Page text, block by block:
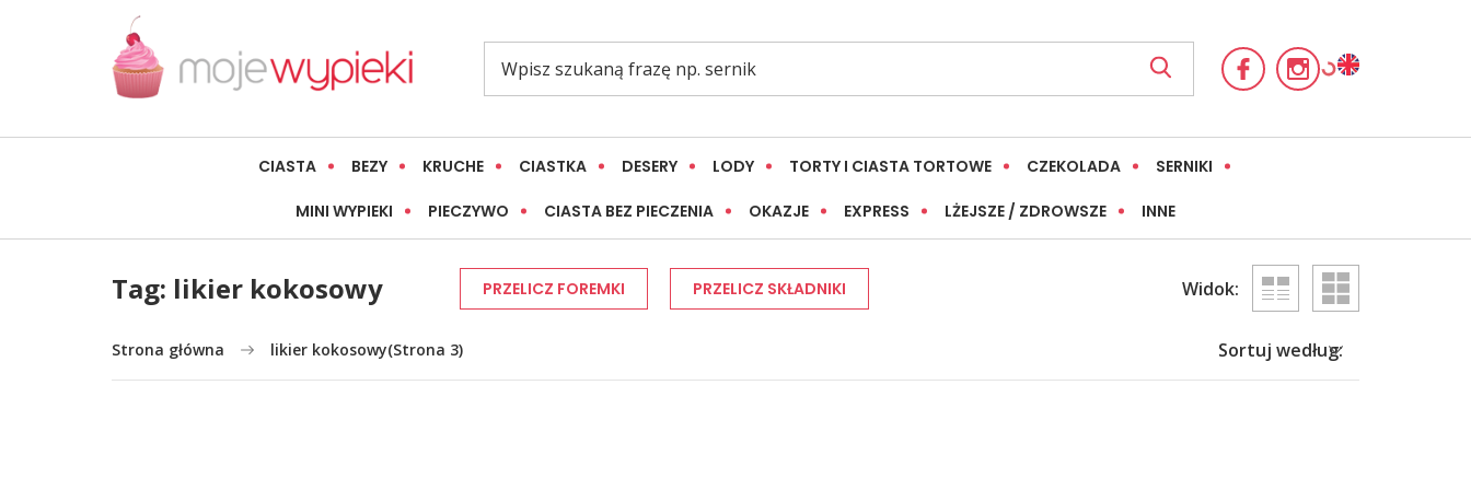
CIASTA BEZY KRUCHE CIASTKA DESERY LODY TORTY I CIASTA TORTOWE CZEKOLADA SERNIKI
MINI WYPIEKI PIECZYWO CIASTA BEZ PIECZENIA OKAZJE EXPRESS LŻEJSZE / ZDROWSZE INNE
Tag: likier kokosowy PRZELICZ FOREMKI PRZELICZ SKŁADNIKI Widok:
Strona główna likier kokosowy(Strona 3) Sortuj według: